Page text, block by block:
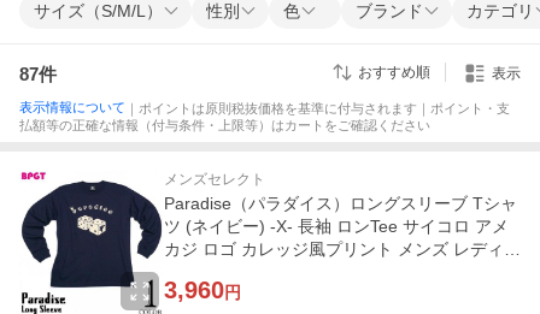
サイズ（S/M/L） 性別 色 ブランド カテゴリ
87件 おすすめ順 表示
表示情報について ｜ポイントは原則税抜価格を基準に付与されます｜ポイント・支
払額等の正確な情報（付与条件・上限等）はカートをご確認ください
メンズセレクト
Paradise（パラダイス）ロングスリーブ Tシャ
ツ (ネイビー) -X- 長袖 ロンTee サイコロ アメ
カジ ロゴ カレッジ風プリント メンズ レディー
3,960円